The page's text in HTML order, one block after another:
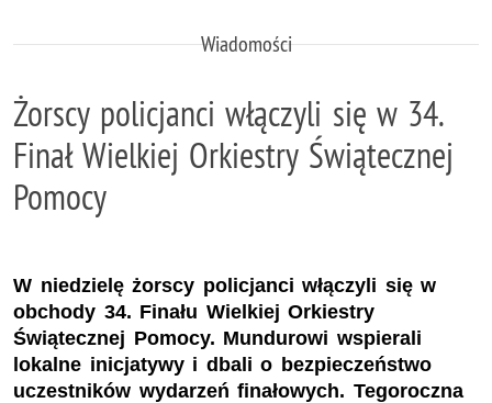
Wiadomości
Żorscy policjanci włączyli się w 34.
Finał Wielkiej Orkiestry Świątecznej
Pomocy
W niedzielę żorscy policjanci włączyli się w
obchody 34. Finału Wielkiej Orkiestry
Świątecznej Pomocy. Mundurowi wspierali
lokalne inicjatywy i dbali o bezpieczeństwo
uczestników wydarzeń finałowych. Tegoroczna